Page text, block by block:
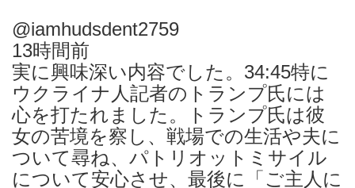
@iamhudsdent2759
13時間前
実に興味深い内容でした。34:45特に
ウクライナ人記者のトランプ氏には
心を打たれました。トランプ氏は彼
女の苦境を察し、戦場での生活や夫に
ついて尋ね、パトリオットミサイル
について安心させ、最後に「ご主人に